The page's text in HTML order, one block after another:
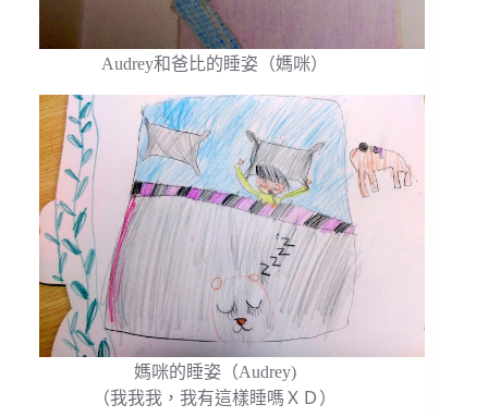
Audrey和爸比的睡姿（媽咪）
媽咪的睡姿（Audrey)
（我我我，我有這樣睡嗎ＸＤ）